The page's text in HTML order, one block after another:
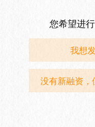
您希望进
我想
没有新融资，